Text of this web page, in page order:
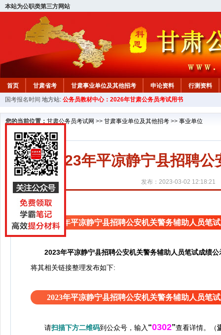
本站为公职类第三方网站
首页 甘肃省考 甘肃事业单位及其他招考 申论资料
行测资料
国考报名时间 地方站: 公务员教材中心：2026年甘肃公务员考试用书
您的当前位置： 甘肃公务员考试网 >> 甘肃事业单位及其他招考 >> 事业单位
2023年平凉静宁县招聘
发布：2023-03-02 12:18:21
2023年平凉静宁县招聘公安机关警务辅助人员笔
2023年平凉静宁县招聘公安机关警务辅助人员笔试成绩公
将其相关链接整理发布如下:
2023年平凉静宁县招聘公安机关警务辅助人员笔
请扫描下方二维码到公众号，输入 “0302”查看详情。（